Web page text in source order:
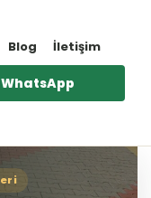
Blog İletişim
WhatsApp